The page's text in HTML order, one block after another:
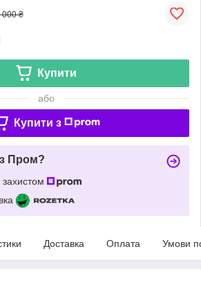
000 ₴
Купити
або
Купити з
Пром?
Доставка Оплата Умови